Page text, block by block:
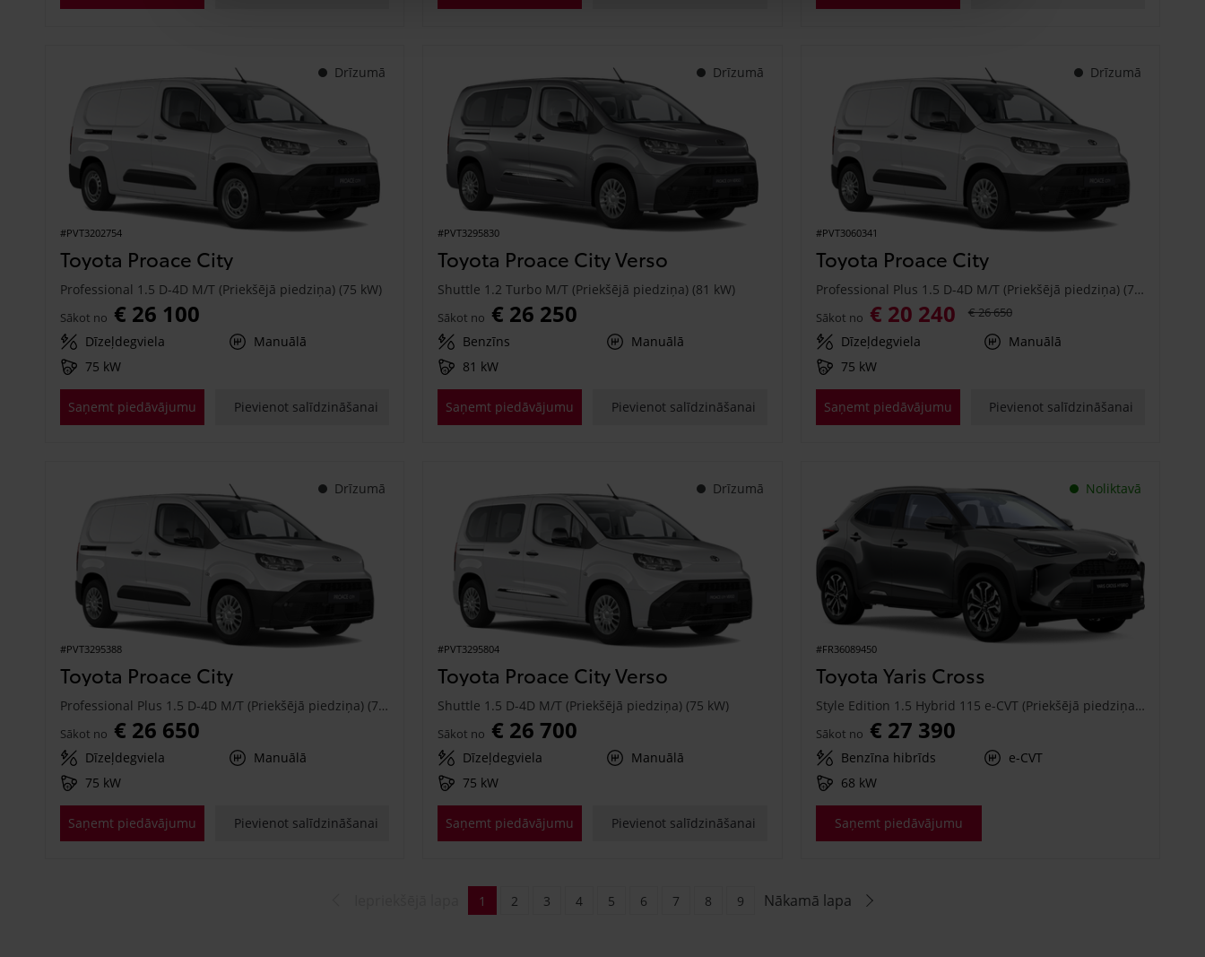
Drīzumā
#PVT3202754
Toyota Proace City
Professional 1.5 D-4D M/T (Priekšējā piedziņa) (75 kW)
Sākot no € 26 100
Dīzeļdegviela
Manuālā
75 kW
Saņemt piedāvājumu Pievienot salīdzināšanai
Drīzumā
#PVT3295830
Toyota Proace City Verso
Shuttle 1.2 Turbo M/T (Priekšējā piedziņa) (81 kW)
Sākot no € 26 250
Benzīns
Manuālā
81 kW
Saņemt piedāvājumu Pievienot salīdzināšanai
Drīzumā
#PVT3060341
Toyota Proace City
Professional Plus 1.5 D-4D M/T (Priekšējā piedziņa) (75 kW)
Sākot no € 20 240 € 26 650
Dīzeļdegviela
Manuālā
75 kW
Saņemt piedāvājumu Pievienot salīdzināšanai
Drīzumā
#PVT3295388
Toyota Proace City
Professional Plus 1.5 D-4D M/T (Priekšējā piedziņa) (75 kW)
Sākot no € 26 650
Dīzeļdegviela
Manuālā
75 kW
Saņemt piedāvājumu Pievienot salīdzināšanai
Drīzumā
#PVT3295804
Toyota Proace City Verso
Shuttle 1.5 D-4D M/T (Priekšējā piedziņa) (75 kW)
Sākot no € 26 700
Dīzeļdegviela
Manuālā
75 kW
Saņemt piedāvājumu Pievienot salīdzināšanai
Noliktavā
#FR36089450
Toyota Yaris Cross
Style Edition 1.5 Hybrid 115 e-CVT (Priekšējā piedziņa) (68 kW)
Sākot no € 27 390
Benzīna hibrīds
e-CVT
68 kW
Saņemt piedāvājumu
Nākamā lapa
1 2 3 4 5 6 7 8 9